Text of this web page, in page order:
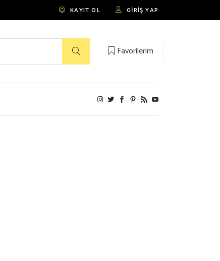
KAYIT OL GIRIŞ YAP
Favorilerim